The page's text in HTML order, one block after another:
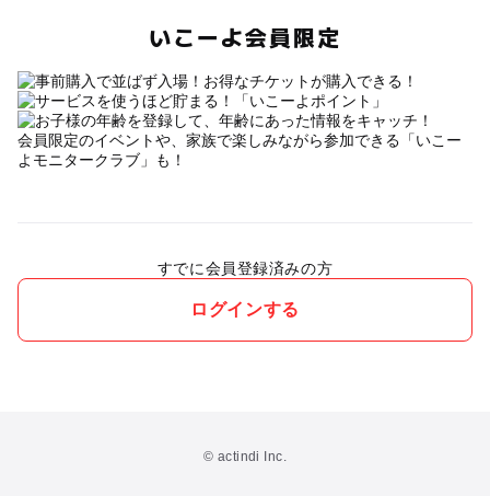
いこーよ会員限定
会員限定のイベントや、家族で楽しみながら参加できる「いこー
よモニタークラブ」も！
すでに会員登録済みの方
ログインする
© actindi Inc.